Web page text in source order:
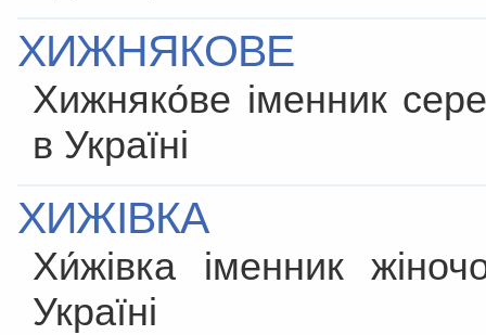
ХИЖНЯКОВЕ
Хижняко́ве іменник
в Україні
ХИЖІВКА
Хи́жівка іменник
Україні